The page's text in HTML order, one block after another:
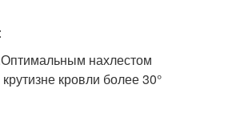
нахлестом
кровли более 30°